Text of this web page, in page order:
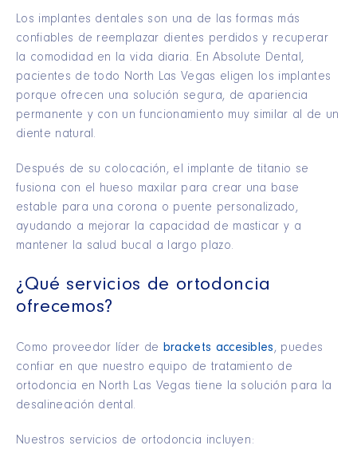
Los implantes dentales son una de las formas más
confiables de reemplazar dientes perdidos y recuperar
la comodidad en la vida diaria. En Absolute Dental,
pacientes de todo North Las Vegas eligen los implantes
porque ofrecen una solución segura, de apariencia
permanente y con un funcionamiento muy similar al de un
diente natural.
Después de su colocación, el implante de titanio se
fusiona con el hueso maxilar para crear una base
estable para una corona o puente personalizado,
ayudando a mejorar la capacidad de masticar y a
mantener la salud bucal a largo plazo.
¿Qué servicios de ortodoncia
ofrecemos?
Como proveedor líder de brackets accesibles, puedes
confiar en que nuestro equipo de tratamiento de
ortodoncia en North Las Vegas tiene la solución para la
desalineación dental.
Nuestros servicios de ortodoncia incluyen: